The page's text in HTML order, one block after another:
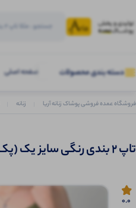
دسته بندی محصولات صفحه اصلی
فروشگاه عمده فروشی پوشاک زنانه آریا زنانه
تاپ 2 بندی رنگی سایز یک (پک 6 عددی)
0.0